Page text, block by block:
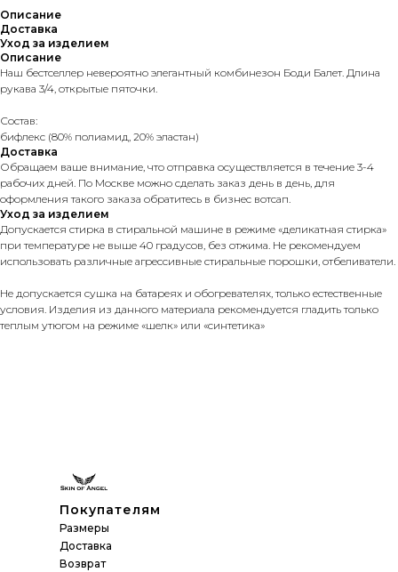
Описание
Доставка
Уход за изделием
Описание
Наш бестселлер невероятно элегантный комбинезон Боди Балет. Длина
рукава 3/4, открытые пяточки.
Состав:
бифлекс (80% полиамид, 20% эластан)
Доставка
Обращаем ваше внимание, что отправка осуществляется в течение 3-4
рабочих дней. По Москве можно сделать заказ день в день, для
оформления такого заказа обратитесь в бизнес вотсап.
Уход за изделием
Допускается стирка в стиральной машине в режиме «деликатная стирка»
при температуре не выше 40 градусов, без отжима. Не рекомендуем
использовать различные агрессивные стиральные порошки, отбеливатели.
Не допускается сушка на батареях и обогревателях, только естественные
условия. Изделия из данного материала рекомендуется гладить только
теплым утюгом на режиме «шелк» или «синтетика»
Покупателям
Размеры
Доставка
Возврат